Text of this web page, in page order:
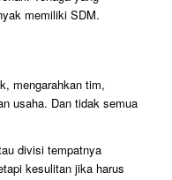
memiliki SDM.
mengarahkan tim,
usaha. Dan tidak semua
divisi tempatnya
kesulitan jika harus